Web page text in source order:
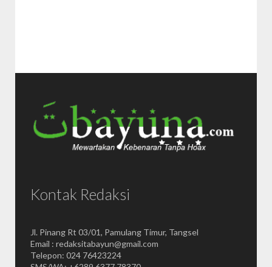
Kontak Redaksi
Jl. Pinang Rt 03/01, Pamulang Timur, Tangsel
Email : redaksitabayun@gmail.com
Telepon: 024 76423224